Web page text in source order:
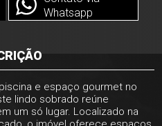
Whatsapp
e espaço gourmet no
lindo sobrado reúne
um só lugar. Localizado na